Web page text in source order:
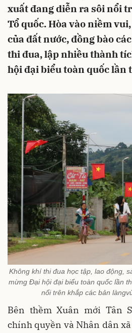
xuất đang diễn ra sôi nổi
Tổ quốc. Hòa vào niềm
của đất nước, đồng bào
thi đua, lập nhiều thành
hội đại biểu toàn quốc lần
Không khí thi đua học tập, lao động,
mừng Đại hội đại biểu toàn quốc lần
nổi trên khắp các bản
Bên thềm Xuân mới Tân
chính quyền và Nhân dân